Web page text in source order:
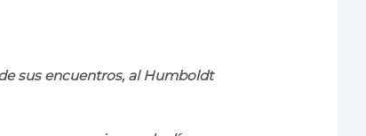
sus encuentros, al Humboldt